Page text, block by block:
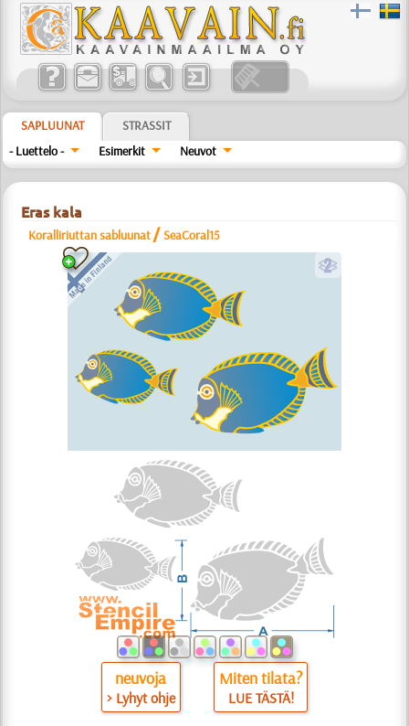
SAPLUUNAT
STRASSIT
- Luettelo -
Esimerkit Neuvot
Eras kala
Koralliriuttan sabluunat /SeaCoral15
b
neuvoja
> Lyhyt ohje
Miten tilata?
LUE TÄSTÄ!